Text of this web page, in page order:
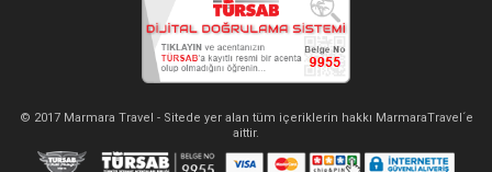
© 2017 Marmara Travel - Sitede yer alan tüm içeriklerin hakkı MarmaraTravel´e
aittir.